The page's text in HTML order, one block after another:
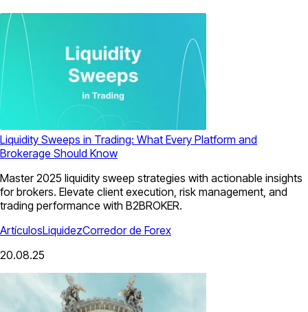
Liquidity Sweeps in Trading: What Every Platform and
Brokerage Should Know
Master 2025 liquidity sweep strategies with actionable insights
for brokers. Elevate client execution, risk management, and
trading performance with B2BROKER.
ArtículosLiquidezCorredor de Forex
20.08.25